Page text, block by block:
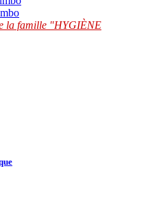
la famille "HYGIÈNE